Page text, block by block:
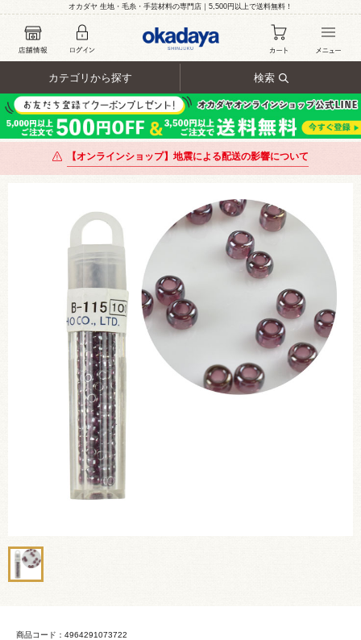
オカダヤ 生地・毛糸・手芸材料の専門店｜5,500円以上で送料無料！
カテゴリから探す 検索
【オンラインショップ】地震による配送の影響について
商品コード：4964291073722